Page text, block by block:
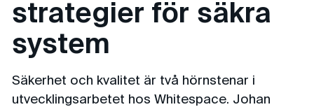
strategier för säkra
system
Säkerhet och kvalitet är två hörnstenar i
utvecklingsarbetet hos Whitespace. Johan